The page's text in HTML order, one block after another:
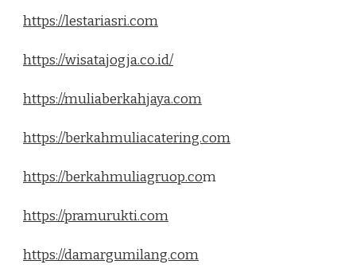
https://lestariasri.com
https://wisatajogja.co.id/
https://muliaberkahjaya.com
https://berkahmuliacatering.com
https://berkahmuliagruop.com
https://pramurukti.com
https://damargumilang.com